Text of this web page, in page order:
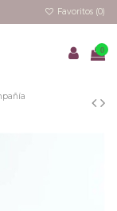
Favoritos (0)
0